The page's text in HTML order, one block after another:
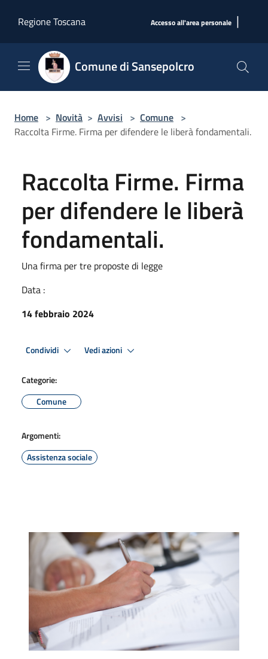
Regione Toscana
Accesso all'area personale |
Comune di Sansepolcro
Home > Novità > Avvisi > Comune >
Raccolta Firme. Firma per difendere le liberà fondamentali.
Raccolta Firme. Firma
per difendere le liberà
fondamentali.
Una firma per tre proposte di legge
Data :
14 febbraio 2024
Condividi Vedi azioni
Categorie:
Comune
Argomenti:
Assistenza sociale